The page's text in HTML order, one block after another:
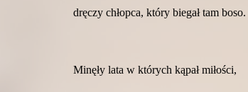
dręczy chłopca, który biegał tam boso.
Minęły lata w których kąpał miłości,